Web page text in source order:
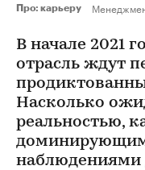
Про: карьеру
В начале 2021
отрасль ждут
Насколько
реальностью,
наблюдениями